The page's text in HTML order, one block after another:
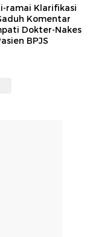
ramai Klarifikasi
Komentar
Dokter-Nakes
BPJS